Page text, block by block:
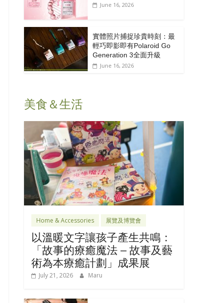
June 16, 2026
實體照片捕捉珍貴時刻：最
輕巧即影即有Polaroid Go
Generation 3全面升級
June 16, 2026
美食＆生活
Home & Accessories 展覽及博覽會
以溫暖文字讓孩子產生共鳴：
「故事的療癒魔法 – 故事及藝
術為本療癒計劃」成果展
July 21, 2026 Maru